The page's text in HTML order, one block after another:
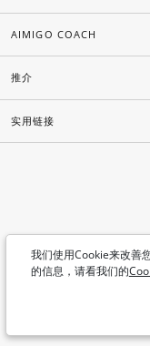
我们使用Cookie来改善
的信息，请看我们的
AIMIGO COACH
推介
实用链接